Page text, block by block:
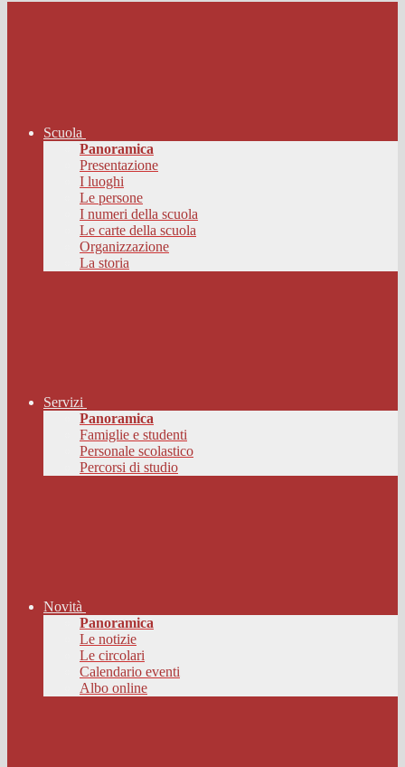
Scuola
Panoramica
Presentazione
I luoghi
Le persone
I numeri della scuola
Le carte della scuola
Organizzazione
La storia
Servizi
Panoramica
Famiglie e studenti
Personale scolastico
Percorsi di studio
Novità
Panoramica
Le notizie
Le circolari
Calendario eventi
Albo online